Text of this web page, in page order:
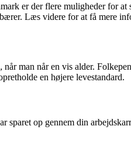
er der flere muligheder for
Læs videre for at få mere
man når en vis alder.
en højere levestandard.
sparet op gennem din